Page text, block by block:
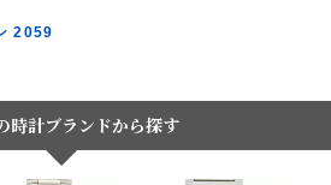
2059
時計ブランドから探す